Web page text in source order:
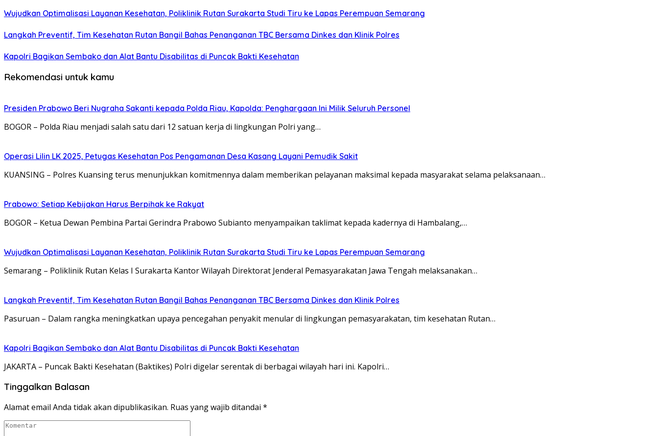
Wujudkan Optimalisasi Layanan Kesehatan, Poliklinik Rutan Surakarta Studi Tiru ke Lapas Perempuan Semarang
Langkah Preventif, Tim Kesehatan Rutan Bangil Bahas Penanganan TBC Bersama Dinkes dan Klinik Polres
Kapolri Bagikan Sembako dan Alat Bantu Disabilitas di Puncak Bakti Kesehatan
Rekomendasi untuk kamu
Presiden Prabowo Beri Nugraha Sakanti kepada Polda Riau, Kapolda: Penghargaan Ini Milik Seluruh Personel
BOGOR – Polda Riau menjadi salah satu dari 12 satuan kerja di lingkungan Polri yang…
Operasi Lilin LK 2025, Petugas Kesehatan Pos Pengamanan Desa Kasang Layani Pemudik Sakit
KUANSING – Polres Kuansing terus menunjukkan komitmennya dalam memberikan pelayanan maksimal kepada masyarakat selama pelaksanaan…
Prabowo: Setiap Kebijakan Harus Berpihak ke Rakyat
BOGOR – Ketua Dewan Pembina Partai Gerindra Prabowo Subianto menyampaikan taklimat kepada kadernya di Hambalang,…
Wujudkan Optimalisasi Layanan Kesehatan, Poliklinik Rutan Surakarta Studi Tiru ke Lapas Perempuan Semarang
Semarang – Poliklinik Rutan Kelas I Surakarta Kantor Wilayah Direktorat Jenderal Pemasyarakatan Jawa Tengah melaksanakan…
Langkah Preventif, Tim Kesehatan Rutan Bangil Bahas Penanganan TBC Bersama Dinkes dan Klinik Polres
Pasuruan – Dalam rangka meningkatkan upaya pencegahan penyakit menular di lingkungan pemasyarakatan, tim kesehatan Rutan…
Kapolri Bagikan Sembako dan Alat Bantu Disabilitas di Puncak Bakti Kesehatan
JAKARTA – Puncak Bakti Kesehatan (Baktikes) Polri digelar serentak di berbagai wilayah hari ini. Kapolri…
Tinggalkan Balasan
Alamat email Anda tidak akan dipublikasikan. Ruas yang wajib ditandai *